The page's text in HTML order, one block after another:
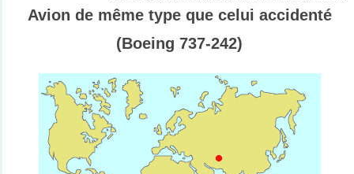
Avion de même type que celui accidenté
(Boeing 737-242)